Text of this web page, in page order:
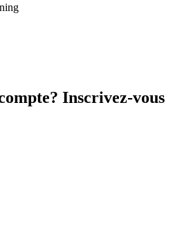
Inscrivez-vous